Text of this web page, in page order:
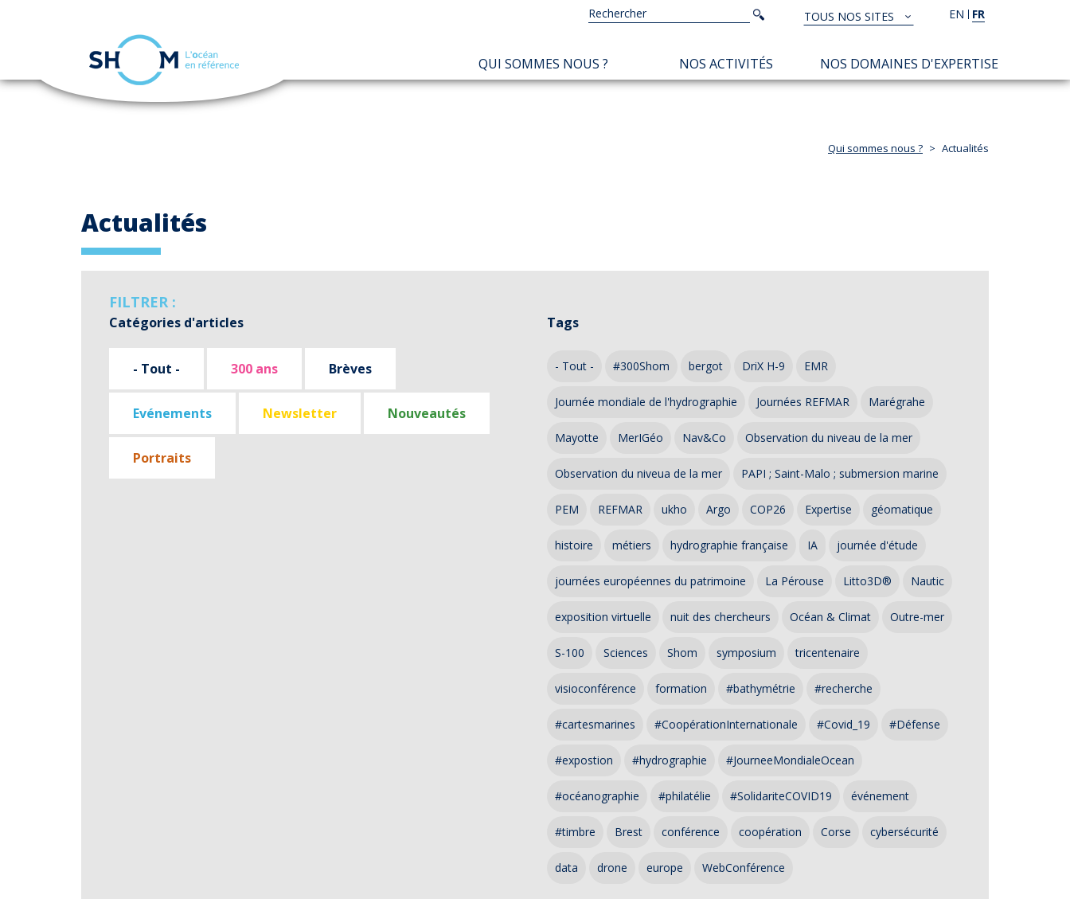
Aller
EN FR
TOUS
NOS
SITES
TOUS NOS SITES
Rechercher
Rechercher
NAVIGATION
PRINCIPALE
QUI SOMMES NOUS ? NOS ACTIVITÉS NOS DOMAINES D'EXPERTISE
Qui sommes nous ? Actualités
Actualités
FILTRER :
Catégories d'articles
- Tout - 300 ans Brèves
Evénements Newsletter Nouveautés
Portraits
Tags
- Tout - #300Shom bergot DriX H-9 EMR
Journée mondiale de l'hydrographie Journées REFMAR Marégrahe
Mayotte MerIGéo Nav&Co Observation du niveau de la mer
Observation du niveua de la mer PAPI ; Saint-Malo ; submersion marine
PEM REFMAR ukho Argo COP26 Expertise géomatique
histoire métiers hydrographie française IA journée d'étude
journées européennes du patrimoine La Pérouse Litto3D® Nautic
exposition virtuelle nuit des chercheurs Océan & Climat Outre-mer
S-100 Sciences Shom symposium tricentenaire
visioconférence formation #bathymétrie #recherche
#cartesmarines #CoopérationInternationale #Covid_19 #Défense
#expostion #hydrographie #JourneeMondialeOcean
#océanographie #philatélie #SolidariteCOVID19 événement
#timbre Brest conférence coopération Corse cybersécurité
data drone europe WebConférence